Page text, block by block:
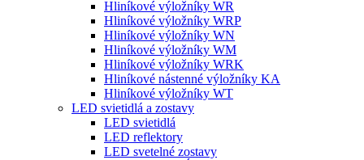
Hliníkové výložníky WR
Hliníkové výložníky WRP
Hliníkové výložníky WN
Hliníkové výložníky WM
Hliníkové výložníky WRK
Hliníkové nástenné výložníky KA
Hliníkové výložníky WT
LED svietidlá a zostavy
LED svietidlá
LED reflektory
LED svetelné zostavy